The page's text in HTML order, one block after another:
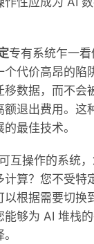
专有系统乍一
个代价高昂的陷
移数据，而不会
额退出费用。这
最佳技术。
互操作的系统
计算？您不受特
以根据需要切换
能够为 AI 堆栈